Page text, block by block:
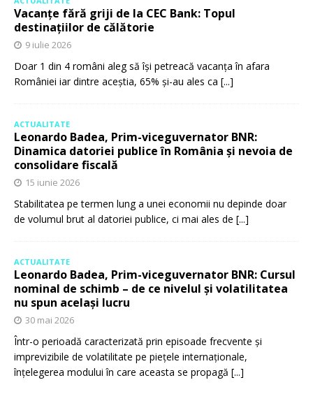
Vacanțe fără griji de la CEC Bank: Topul
destinațiilor de călătorie
9 iulie 2026
Doar 1 din 4 români aleg să își petreacă vacanța în afara
României iar dintre aceștia, 65% și-au ales ca [...]
ACTUALITATE
Leonardo Badea, Prim-viceguvernator BNR:
Dinamica datoriei publice în România și nevoia de
consolidare fiscală
15 iunie 2026
Stabilitatea pe termen lung a unei economii nu depinde doar
de volumul brut al datoriei publice, ci mai ales de [...]
ACTUALITATE
Leonardo Badea, Prim-viceguvernator BNR: Cursul
nominal de schimb – de ce nivelul și volatilitatea
nu spun același lucru
30 mai 2026
Într-o perioadă caracterizată prin episoade frecvente și
imprevizibile de volatilitate pe piețele internaționale,
înțelegerea modului în care aceasta se propagă [...]